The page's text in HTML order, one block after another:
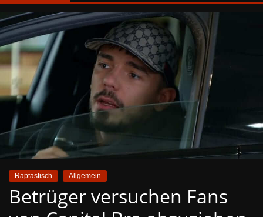
Raptastisch Allgemein
Betrüger versuchen Fans